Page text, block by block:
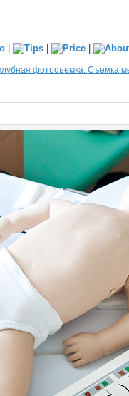
| | |
фотосъемка. Съемка